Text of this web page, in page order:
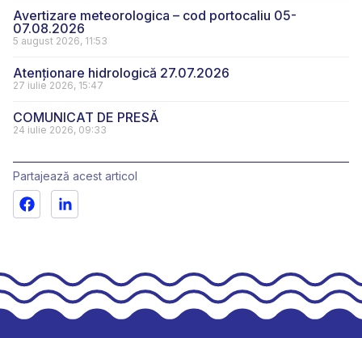
Avertizare meteorologica – cod portocaliu 05-
07.08.2026
5 august 2026, 11:53
Atenționare hidrologică 27.07.2026
27 iulie 2026, 15:47
COMUNICAT DE PRESĂ
24 iulie 2026, 09:33
Partajează acest articol